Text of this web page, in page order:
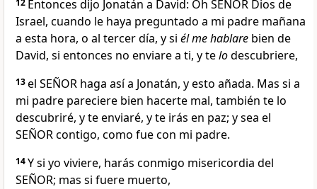
12 Entonces dijo Jonatán a David: Oh SEÑOR Dios de
Israel, cuando le haya preguntado a mi padre mañana
a esta hora, o al tercer día, y si él me hablare bien de
David, si entonces no enviare a ti, y telodescubriere,
13el SEÑOR haga así a Jonatán, y esto añada. Mas si a
mi padre pareciere bien hacerte mal, también te lo
descubriré, y te enviaré, y te irás en paz; y sea el
SEÑOR contigo, como fue con mi padre.
14Y si yo viviere, harás conmigo misericordia del
SEÑOR; mas si fuere muerto,